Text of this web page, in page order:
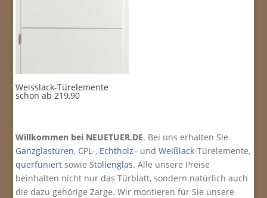
Weisslack-Türelemente
schon ab 219,90
Willkommen bei NEUETUER.DE. Bei uns erhalten Sie
Ganzglastüren, CPL-, Echtholz– undWeißlack-Türelemente,
querfuniert sowieStollenglas. Alle unsere Preise
beinhalten nicht nur das Türblatt, sondern natürlich auch
die dazu gehörige Zarge. Wir montieren für Sie unsere